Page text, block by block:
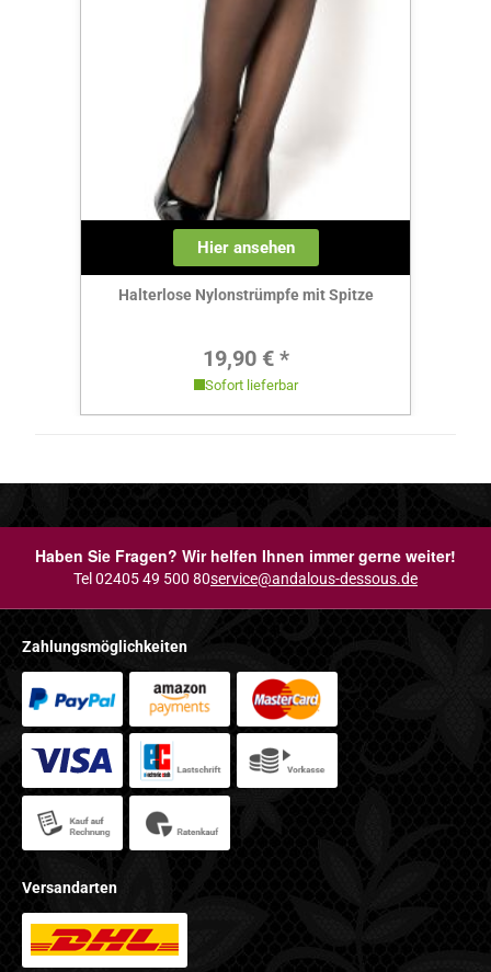
Hier ansehen
Halterlose Nylonstrümpfe mit Spitze
Regulärer Preis:
19,90 € *
Sofort lieferbar
Haben Sie Fragen? Wir helfen Ihnen immer gerne weiter!
Tel 02405 49 500 80service@andalous-dessous.de
Zahlungsmöglichkeiten
Versandarten